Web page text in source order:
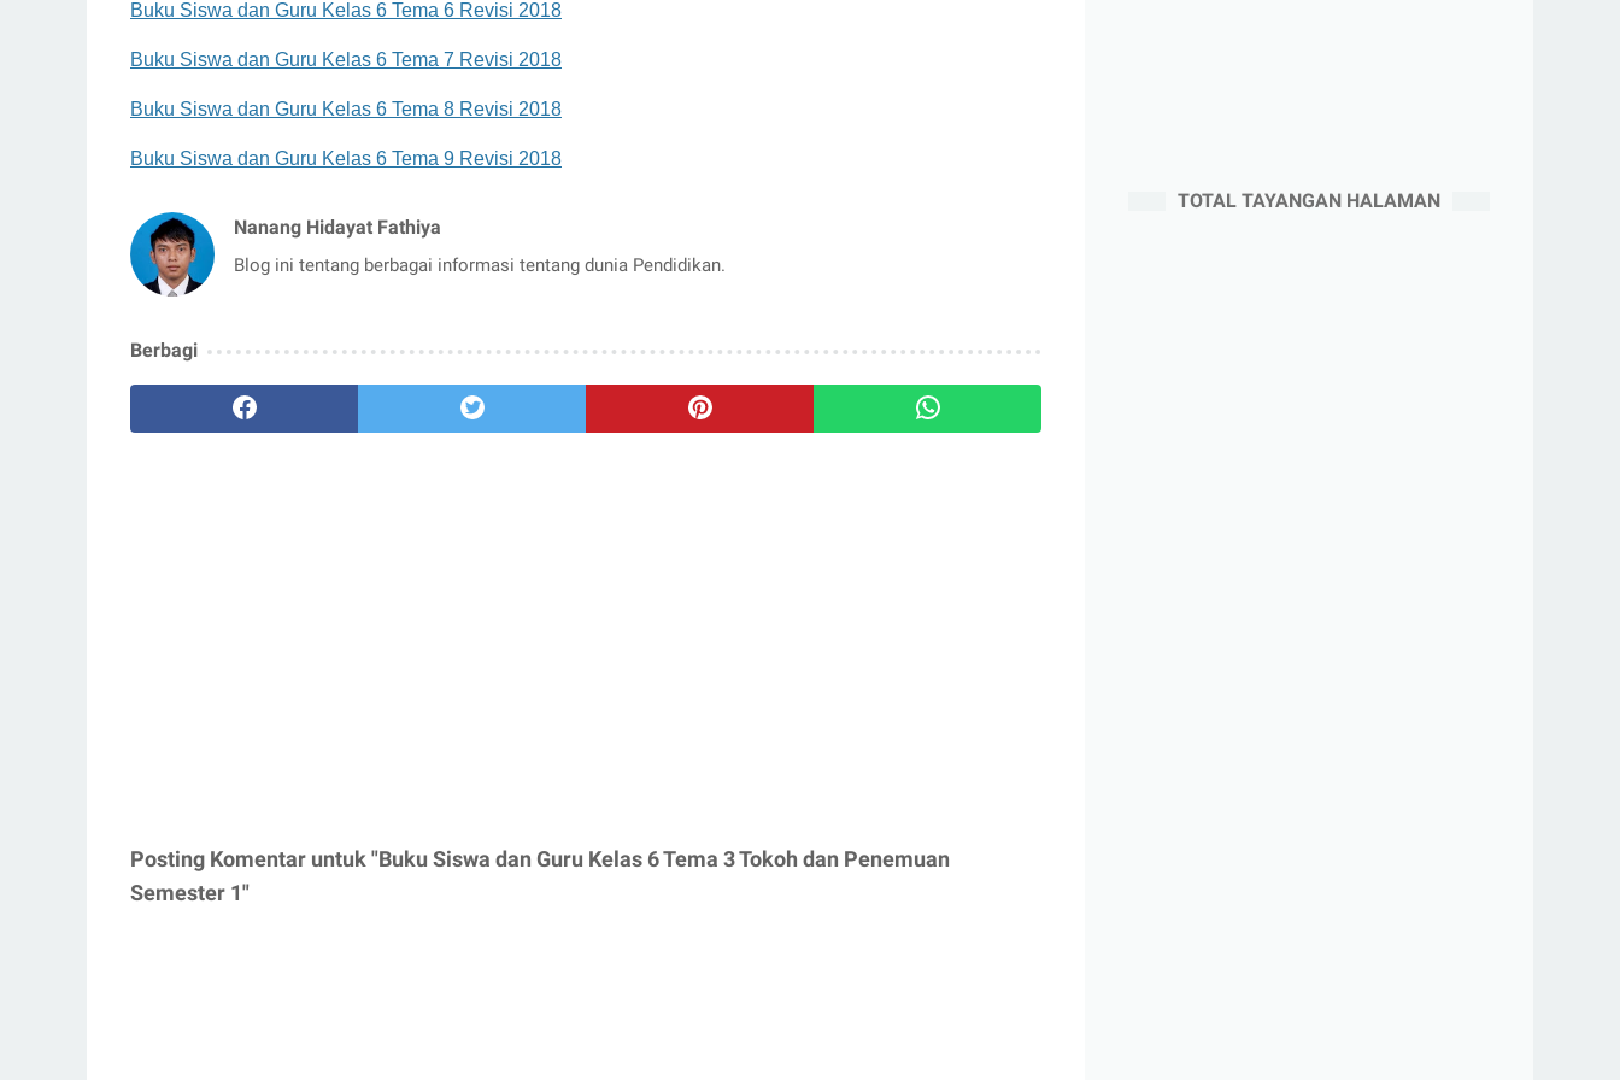
Buku Siswa dan Guru Kelas 6 Tema 6 Revisi 2018
Buku Siswa dan Guru Kelas 6 Tema 7 Revisi 2018
Buku Siswa dan Guru Kelas 6 Tema 8 Revisi 2018
Buku Siswa dan Guru Kelas 6 Tema 9 Revisi 2018
Nanang Hidayat Fathiya
Blog ini tentang berbagai informasi tentang dunia Pendidikan.
Berbagi
Posting Komentar untuk "Buku Siswa dan Guru Kelas 6 Tema 3 Tokoh dan Penemuan
Semester 1"
TOTAL TAYANGAN HALAMAN